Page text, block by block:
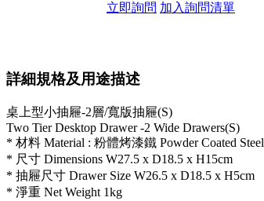
立即詢問 加入詢問清單
詳細規格及用途描述
桌上型小抽屜-2層/寬版抽屜(S)
Two Tier Desktop Drawer -2 Wide Drawers(S)
* 材料 Material : 粉體烤漆鐵 Powder Coated Steel
* 尺寸 Dimensions W27.5 x D18.5 x H15cm
* 抽屜尺寸 Drawer Size W26.5 x D18.5 x H5cm
* 淨重 Net Weight 1kg